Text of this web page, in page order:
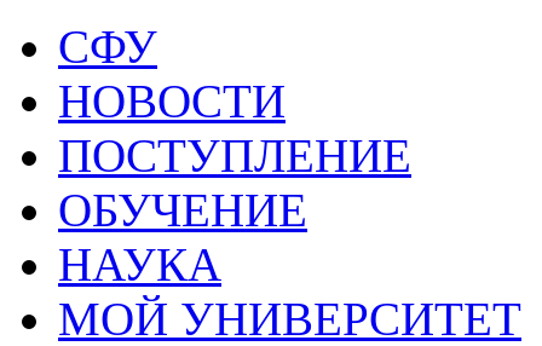
СФУ
НОВОСТИ
ПОСТУПЛЕНИЕ
ОБУЧЕНИЕ
НАУКА
МОЙ УНИВЕРСИТЕТ